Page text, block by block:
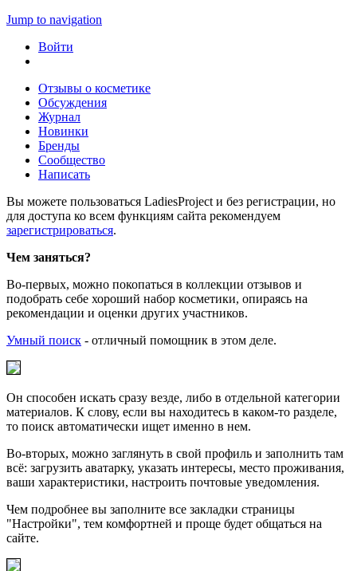
Jump to navigation
Войти
Отзывы о косметике
Обсуждения
Журнал
Новинки
Бренды
Сообщество
Написать
Вы можете пользоваться LadiesProject и без регистрации, но
для доступа ко всем функциям сайта рекомендуем
зарегистрироваться.
Чем заняться?
Во-первых, можно покопаться в коллекции отзывов и
подобрать себе хороший набор косметики, опираясь на
рекомендации и оценки других участников.
Умный поиск - отличный помощник в этом деле.
Он способен искать сразу везде, либо в отдельной категории
материалов. К слову, если вы находитесь в каком-то разделе,
то поиск автоматически ищет именно в нем.
Во-вторых, можно заглянуть в свой профиль и заполнить там
всё: загрузить аватарку, указать интересы, место проживания,
ваши характеристики, настроить почтовые уведомления.
Чем подробнее вы заполните все закладки страницы
"Настройки", тем комфортней и проще будет общаться на
сайте.